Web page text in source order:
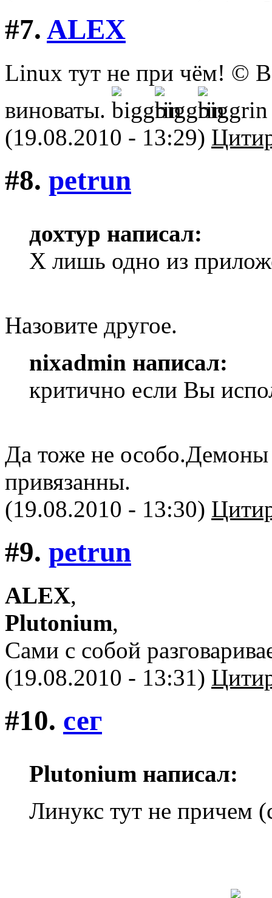
#7. ALEX
Linux тут не при чём! ©
виноваты.
(19.08.2010 - 13:29)
#8. petrun
дохтур написал:
X лишь одно из
Назовите другое.
nixadmin написал:
критично если Вы
Да тоже не
привязанны.
(19.08.2010 - 13:30)
#9. petrun
ALEX,
Plutonium,
Сами с собой
(19.08.2010 - 13:31)
#10. сег
Plutonium написал:
Линукс тут не причем